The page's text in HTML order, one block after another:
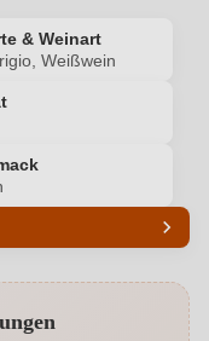
& Weinart
Weißwein
14 %